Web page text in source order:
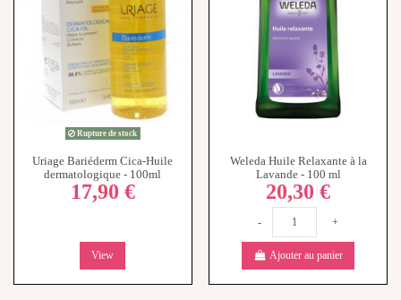
Rupture de stock
Uriage Bariéderm Cica-Huile
dermatologique - 100ml
17,90 €
View
Weleda Huile Relaxante à la
Lavande - 100 ml
20,30 €
- +
Ajouter au panier